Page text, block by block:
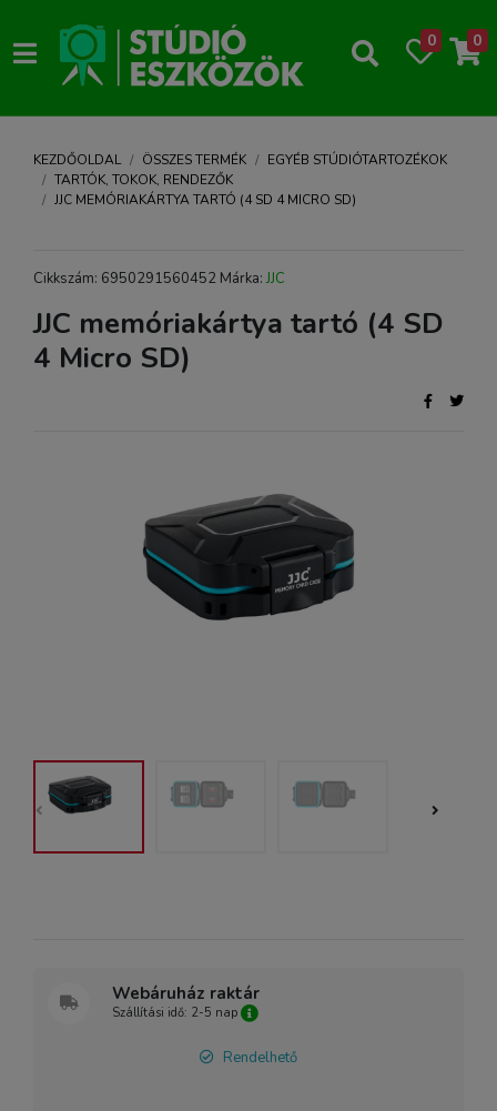
0 0
KEZDŐOLDAL ÖSSZES TERMÉK
EGYÉB STÚDIÓTARTOZÉKOK
TARTÓK, TOKOK, RENDEZŐK
JJC MEMÓRIAKÁRTYA TARTÓ (4 SD 4 MICRO SD)
Cikkszám: 6950291560452 Márka: JJC
JJC memóriakártya tartó (4 SD
4 Micro SD)
Webáruház raktár
Szállítási idő: 2-5 nap
Rendelhető